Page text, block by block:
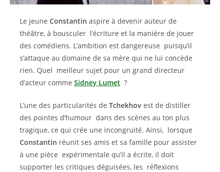
Le jeune Constantin aspire à devenir auteur de
théâtre, à bousculer l’écriture et la manière de jouer
des comédiens. L’ambition est dangereuse puisqu’il
s’attaque au domaine de sa mère qui ne lui concède
rien. Quel meilleur sujet pour un grand directeur
d’acteur comme Sidney Lumet ?
L’une des particularités de Tchekhov est de distiller
des pointes d’humour dans des scènes au ton plus
tragique, ce qui crée une incongruité. Ainsi, lorsque
Constantin réunit ses amis et sa famille pour assister
à une pièce expérimentale qu’il a écrite, il doit
supporter les critiques déguisées, les réflexions